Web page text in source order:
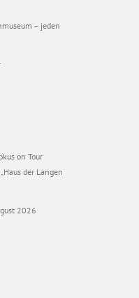
– jeden
on Tour
der Langen
2026